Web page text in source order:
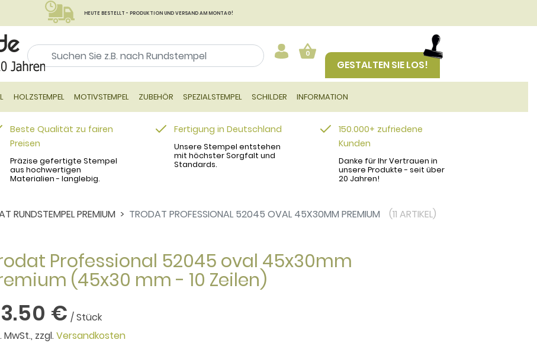
HEUTE BESTELLT - PRODUKTION UND VERSAND AM MONTAG!
0
GESTALTEN SIE LOS!
HOLZSTEMPEL MOTIVSTEMPEL ZUBEHÖR SPEZIALSTEMPEL SCHILDER INFORMATION
Beste Qualität zu fairen
Preisen
Präzise gefertigte Stempel
aus hochwertigen
Materialien - langlebig.
Fertigung in Deutschland
Unsere Stempel entstehen
mit höchster Sorgfalt und
Standards.
150.000+ zufriedene
Kunden
Danke für Ihr Vertrauen in
unsere Produkte - seit über
20 Jahren!
RUNDSTEMPEL PREMIUM TRODAT PROFESSIONAL 52045 OVAL 45X30MM PREMIUM (11 ARTIKEL)
Professional 52045 oval 45x30mm
(45x30 mm - 10 Zeilen)
€ / Stück
MwSt., zzgl.Versandkosten